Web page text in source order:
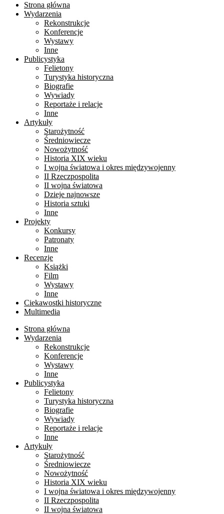
Strona główna
Wydarzenia
Rekonstrukcje
Konferencje
Wystawy
Inne
Publicystyka
Felietony
Turystyka historyczna
Biografie
Wywiady
Reportaże i relacje
Inne
Artykuły
Starożytność
Średniowiecze
Nowożytność
Historia XIX wieku
I wojna światowa i okres międzywojenny
II Rzeczpospolita
II wojna światowa
Dzieje najnowsze
Historia sztuki
Inne
Projekty
Konkursy
Patronaty
Inne
Recenzje
Książki
Film
Wystawy
Inne
Ciekawostki historyczne
Multimedia
Strona główna
Wydarzenia
Rekonstrukcje
Konferencje
Wystawy
Inne
Publicystyka
Felietony
Turystyka historyczna
Biografie
Wywiady
Reportaże i relacje
Inne
Artykuły
Starożytność
Średniowiecze
Nowożytność
Historia XIX wieku
I wojna światowa i okres międzywojenny
II Rzeczpospolita
II wojna światowa